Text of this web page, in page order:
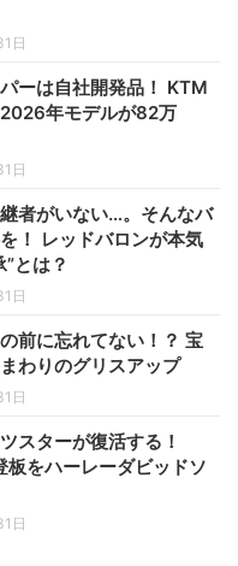
日
ーは自社開発品！ KTM
年モデルが82万
日
継者がいない…。そんなバ
！ レッドバロンが本気
とは？
日
前に忘れてない！？ 宝
わりのグリスアップ
日
スターが復活する！
をハーレーダビッドソ
日